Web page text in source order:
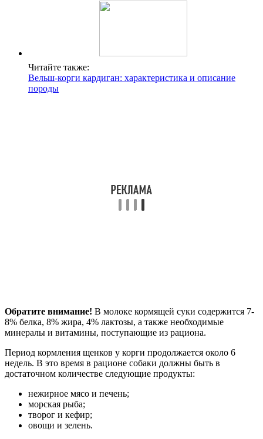
Читайте также:
Вельш-корги кардиган: характеристика и описание
породы
Обратите внимание! В молоке кормящей суки содержится 7-
8% белка, 8% жира, 4% лактозы, а также необходимые
минералы и витамины, поступающие из рациона.
Период кормления щенков у корги продолжается около 6
недель. В это время в рационе собаки должны быть в
достаточном количестве следующие продукты:
нежирное мясо и печень;
морская рыба;
творог и кефир;
овощи и зелень.